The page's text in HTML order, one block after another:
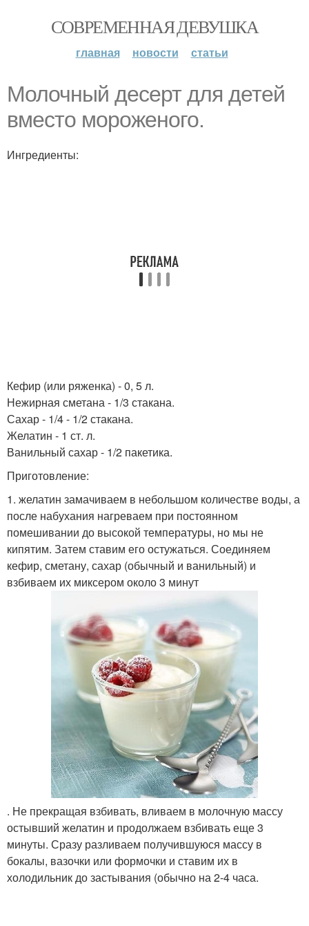
СОВРЕМЕННАЯ ДЕВУШКА
главная новости статьи
Молочный десерт для детей
вместо мороженого.
Ингредиенты:
Кефир (или ряженка) - 0, 5 л.
Нежирная сметана - 1/3 стакана.
Сахар - 1/4 - 1/2 стакана.
Желатин - 1 ст. л.
Ванильный сахар - 1/2 пакетика.
Приготовление:
1. желатин замачиваем в небольшом количестве воды, а
после набухания нагреваем при постоянном
помешивании до высокой температуры, но мы не
кипятим. Затем ставим его остужаться. Соединяем
кефир, сметану, сахар (обычный и ванильный) и
взбиваем их миксером около 3 минут
. Не прекращая взбивать, вливаем в молочную массу
остывший желатин и продолжаем взбивать еще 3
минуты. Сразу разливаем получившуюся массу в
бокалы, вазочки или формочки и ставим их в
холодильник до застывания (обычно на 2-4 часа.